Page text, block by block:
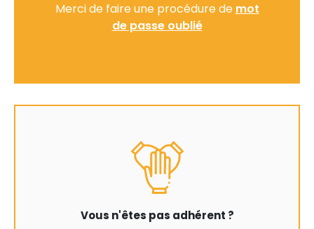
Merci de faire une procédure de mot
de passe oublié
Vous n'êtes pas adhérent ?